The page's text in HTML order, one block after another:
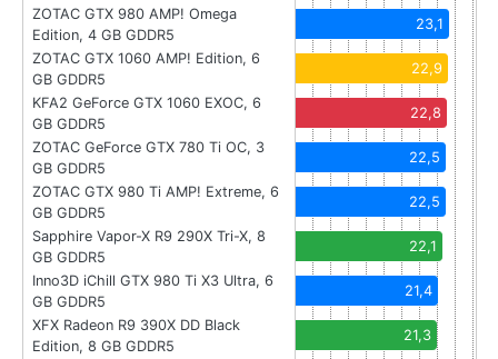
ZOTAC GTX 980 AMP! Omega
Edition, 4 GB GDDR5
23,1
ZOTAC GTX 1060 AMP! Edition, 6
GB GDDR5
22,9
KFA2 GeForce GTX 1060 EXOC, 6
GB GDDR5
22,8
ZOTAC GeForce GTX 780 Ti OC, 3
GB GDDR5
22,5
ZOTAC GTX 980 Ti AMP! Extreme, 6
GB GDDR5
22,5
Sapphire Vapor-X R9 290X Tri-X, 8
GB GDDR5
22,1
Inno3D iChill GTX 980 Ti X3 Ultra, 6
GB GDDR5
21,4
XFX Radeon R9 390X DD Black
Edition, 8 GB GDDR5
21,3